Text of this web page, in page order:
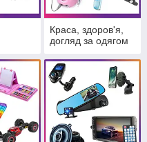
Краса, здоров'я,
догляд за одягом